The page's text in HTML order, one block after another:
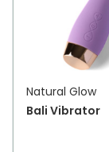
Natural Glow
Bali Vibrator